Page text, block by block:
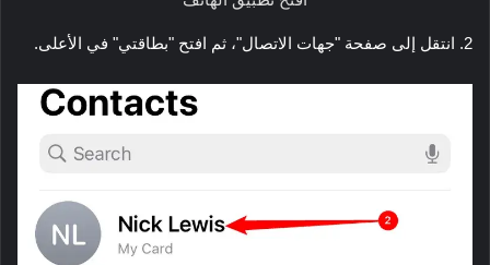
2. انتقل إلى صفحة "جهات الاتصال"، ثم افتح "بطاقتي" في الأعلى.